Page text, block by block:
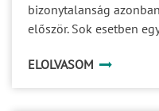
bizonytalanság
először. Sok esetben
a tervezés során még
ELOLVASOM